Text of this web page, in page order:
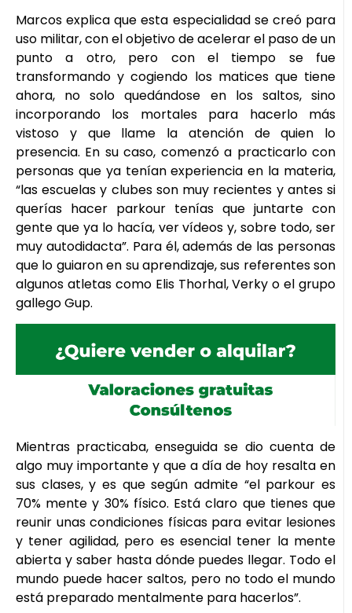
Marcos explica que esta especialidad se creó para
uso militar, con el objetivo de acelerar el paso de un
punto a otro, pero con el tiempo se fue
transformando y cogiendo los matices que tiene
ahora, no solo quedándose en los saltos, sino
incorporando los mortales para hacerlo más
vistoso y que llame la atención de quien lo
presencia. En su caso, comenzó a practicarlo con
personas que ya tenían experiencia en la materia,
“las escuelas y clubes son muy recientes y antes si
querías hacer parkour tenías que juntarte con
gente que ya lo hacía, ver vídeos y, sobre todo, ser
muy autodidacta”. Para él, además de las personas
que lo guiaron en su aprendizaje, sus referentes son
algunos atletas como Elis Thorhal, Verky o el grupo
gallego Gup.
Mientras practicaba, enseguida se dio cuenta de
algo muy importante y que a día de hoy resalta en
sus clases, y es que según admite “el parkour es
70% mente y 30% físico. Está claro que tienes que
reunir unas condiciones físicas para evitar lesiones
y tener agilidad, pero es esencial tener la mente
abierta y saber hasta dónde puedes llegar. Todo el
mundo puede hacer saltos, pero no todo el mundo
está preparado mentalmente para hacerlos”.